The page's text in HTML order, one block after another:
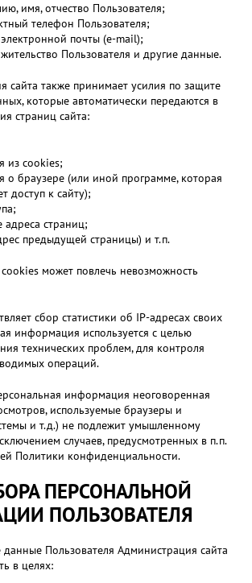
имя, отчество Пользователя;
телефон Пользователя;
почты (e-mail);
Пользователя и другие данные.
сайта также принимает усилия по защите
которые автоматически передаются в
страниц сайта:
из cookies;
о браузере (или иной программе, которая
доступ к сайту);
страниц;
предыдущей страницы) и т.п.
может повлечь невозможность
сбор статистики об IP-адресах своих
информация используется с целью
технических проблем, для контроля
операций.
информация неоговоренная
используемые браузеры и
и т.д.) не подлежит умышленному
случаев, предусмотренных в п.п.
Политики конфиденциальности.
ПЕРСОНАЛЬНОЙ
ПОЛЬЗОВАТЕЛЯ
Пользователя Администрация сайта
в целях: